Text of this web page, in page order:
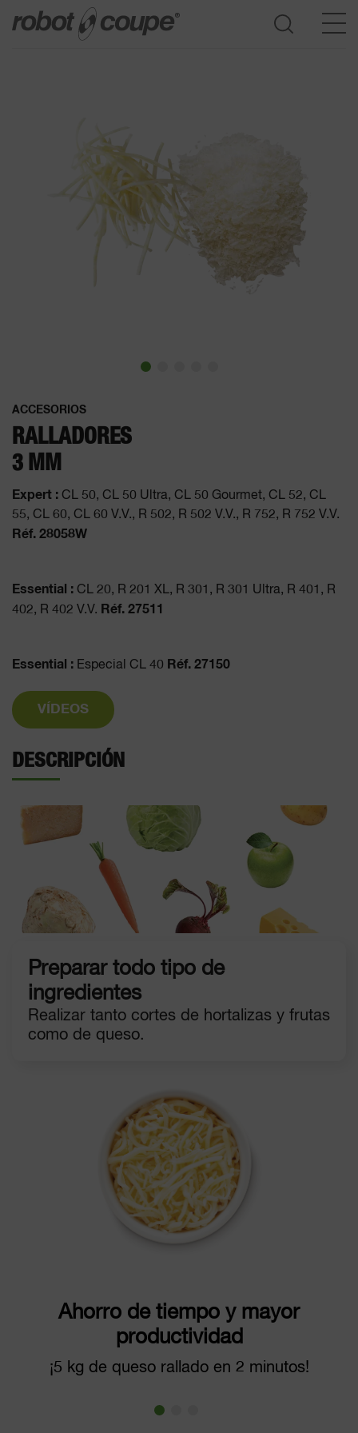
ACCESORIOS
RALLADORES
3 MM
Expert : CL 50, CL 50 Ultra, CL 50 Gourmet, CL 52, CL
55, CL 60, CL 60 V.V., R 502, R 502 V.V., R 752, R 752 V.V.
Réf. 28058W
Essential : CL 20, R 201 XL, R 301, R 301 Ultra, R 401, R
402, R 402 V.V. Réf. 27511
Essential : Especial CL 40 Réf. 27150
VÍDEOS
DESCRIPCIÓN
Preparar todo tipo de
ingredientes
Realizar tanto cortes de hortalizas y frutas
como de queso.
Ahorro de tiempo y mayor
productividad
¡5 kg de queso rallado en 2 minutos!